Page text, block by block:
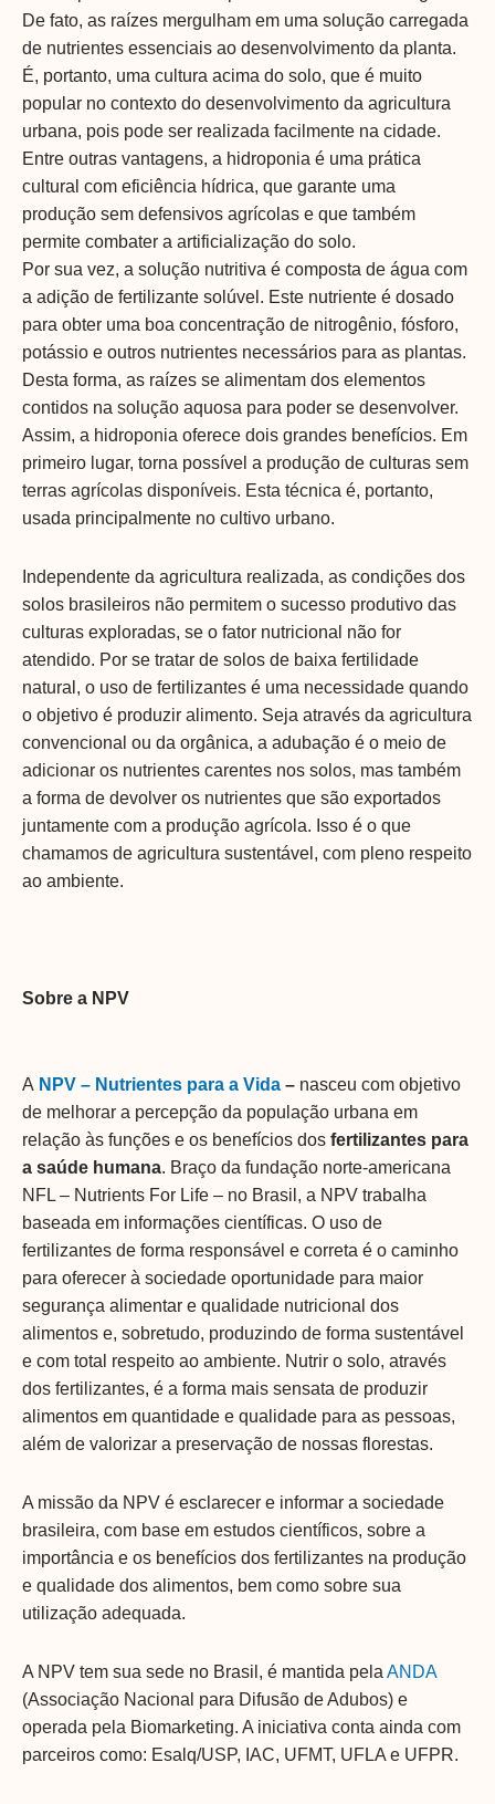
De fato, as raízes mergulham em uma solução carregada
de nutrientes essenciais ao desenvolvimento da planta.
É, portanto, uma cultura acima do solo, que é muito
popular no contexto do desenvolvimento da agricultura
urbana, pois pode ser realizada facilmente na cidade.
Entre outras vantagens, a hidroponia é uma prática
cultural com eficiência hídrica, que garante uma
produção sem defensivos agrícolas e que também
permite combater a artificialização do solo.
Por sua vez, a solução nutritiva é composta de água com
a adição de fertilizante solúvel. Este nutriente é dosado
para obter uma boa concentração de nitrogênio, fósforo,
potássio e outros nutrientes necessários para as plantas.
Desta forma, as raízes se alimentam dos elementos
contidos na solução aquosa para poder se desenvolver.
Assim, a hidroponia oferece dois grandes benefícios. Em
primeiro lugar, torna possível a produção de culturas sem
terras agrícolas disponíveis. Esta técnica é, portanto,
usada principalmente no cultivo urbano.
Independente da agricultura realizada, as condições dos
solos brasileiros não permitem o sucesso produtivo das
culturas exploradas, se o fator nutricional não for
atendido. Por se tratar de solos de baixa fertilidade
natural, o uso de fertilizantes é uma necessidade quando
o objetivo é produzir alimento. Seja através da agricultura
convencional ou da orgânica, a adubação é o meio de
adicionar os nutrientes carentes nos solos, mas também
a forma de devolver os nutrientes que são exportados
juntamente com a produção agrícola. Isso é o que
chamamos de agricultura sustentável, com pleno respeito
ao ambiente.
Sobre a NPV
A NPV – Nutrientes para a Vida – nasceu com objetivo
de melhorar a percepção da população urbana em
relação às funções e os benefícios dos fertilizantes para
a saúde humana. Braço da fundação norte-americana
NFL – Nutrients For Life – no Brasil , a NPV trabalha
baseada em informações científicas. O uso de
fertilizantes de forma responsável e correta é o caminho
para oferecer à sociedade oportunidade para maior
segurança alimentar e qualidade nutricional dos
alimentos e, sobretudo, produzindo de forma sustentável
e com total respeito ao ambiente. Nutrir o solo, através
dos fertilizantes, é a forma mais sensata de produzir
alimentos em quantidade e qualidade para as pessoas,
além de valorizar a preservação de nossas florestas.
A missão da NPV é esclarecer e informar a sociedade
brasileira, com base em estudos científicos, sobre a
importância e os benefícios dos fertilizantes na produção
e qualidade dos alimentos, bem como sobre sua
utilização adequada.
A NPV tem sua sede no Brasil, é mantida pela ANDA
(Associação Nacional para Difusão de Adubos) e
operada pela Biomarketing. A iniciativa conta ainda com
parceiros como: Esalq/USP, IAC, UFMT, UFLA e UFPR.